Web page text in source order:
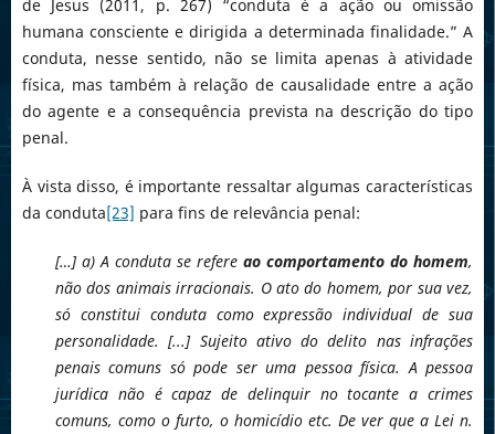
de Jesus (2011, p. 267) “conduta é a ação ou omissão
humana consciente e dirigida a determinada finalidade.” A
conduta, nesse sentido, não se limita apenas à atividade
física, mas também à relação de causalidade entre a ação
do agente e a consequência prevista na descrição do tipo
penal.
À vista disso, é importante ressaltar algumas características
da conduta[23] para fins de relevância penal:
[…] a) A conduta se refereao comportamento do homem,
não dos animais irracionais. O ato do homem, por sua vez,
só constitui conduta como expressão individual de sua
personalidade. [...] Sujeito ativo do delito nas infrações
penais comuns só pode ser uma pessoa física. A pessoa
jurídica não é capaz de delinquir no tocante a crimes
comuns, como o furto, o homicídio etc. De ver que a Lei n.